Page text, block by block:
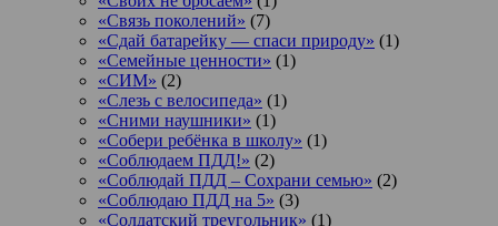
«Связь поколений» (7)
«Сдай батарейку — спаси природу» (1)
«Семейные ценности» (1)
«СИМ» (2)
«Слезь с велосипеда» (1)
«Сними наушники» (1)
«Собери ребёнка в школу» (1)
«Соблюдаем ПДД!» (2)
«Соблюдай ПДД – Сохрани семью» (2)
«Соблюдаю ПДД на 5» (3)
«Солдатский треугольник» (1)